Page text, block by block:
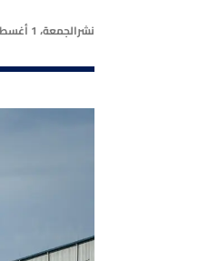
نشرالجمعة، 1 أغسطس 2025 | 6:31 مساءً